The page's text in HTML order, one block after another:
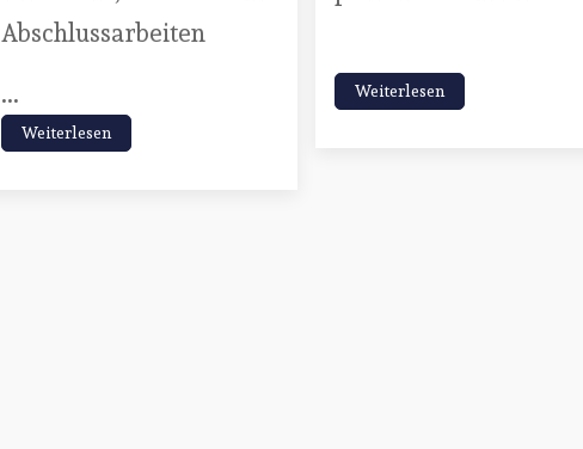
Abschlussarbeiten
...
Weiterlesen
Weiterlesen